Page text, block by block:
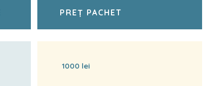
PREȚ PACHET
1000 lei